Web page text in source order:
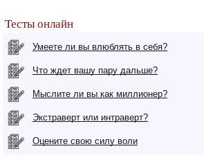
Тесты онлайн
Умеете ли вы влюблять в себя?
Что ждет вашу пару дальше?
Мыслите ли вы как миллионер?
Экстраверт или интраверт?
Оцените свою силу воли